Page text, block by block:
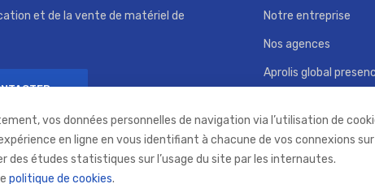
et de la vente de matériel de
Notre entreprise
Nos agences
Aprolis global
vos données personnelles de navigation via l’utilisation de
en ligne en vous identifiant à chacune de vos connexions
des études statistiques sur l’usage du site par les internautes.
politique de cookies.